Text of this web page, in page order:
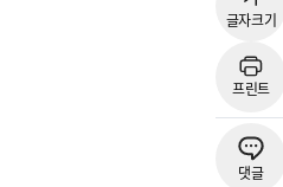
글자크기
프린트
댓글